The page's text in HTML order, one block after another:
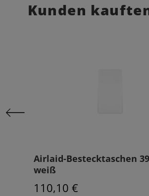
Kunden
Airlaid-Bestecktaschen
weiß
110,10 €